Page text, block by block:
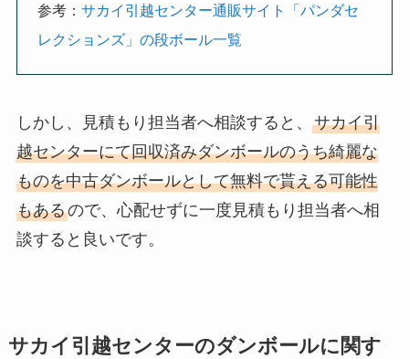
参考：サカイ引越センター通販サイト「パンダセ
レクションズ」の段ボール一覧
しかし、見積もり担当者へ相談すると、 サカイ引
越センターにて回収済みダンボールのうち綺麗な
ものを中古ダンボールとして無料で貰える可能性
もあるので、心配せずに一度見積もり担当者へ相
談すると良いです。
サカイ引越センターのダンボールに関す